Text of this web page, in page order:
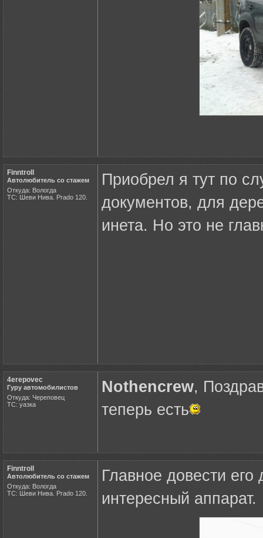
Finntroll
Автолюбитель со стажем
Откуда: Вологда
ТС: Шеви Нива. Prado 120.
Приобрел я тут по
документов, для
инета. Но это не
4erepovec
Гуру автомобилистов
Откуда: Череповец
ТС: уазка
Nothencrew,
теперь есть
Finntroll
Автолюбитель со стажем
Откуда: Вологда
ТС: Шеви Нива. Prado 120.
Главное довести его
интересный аппарат.